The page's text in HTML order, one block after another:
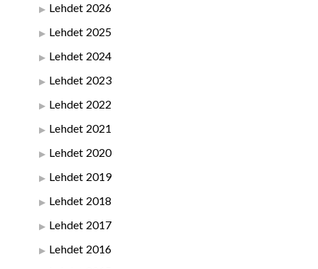
Lehdet 2026
Lehdet 2025
Lehdet 2024
Lehdet 2023
Lehdet 2022
Lehdet 2021
Lehdet 2020
Lehdet 2019
Lehdet 2018
Lehdet 2017
Lehdet 2016